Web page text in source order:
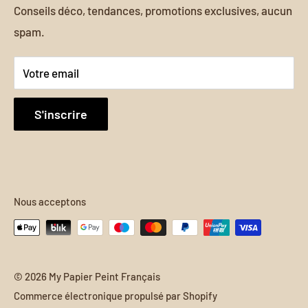
enrichissant l'esthétique générale de votre intérieur.
Politique d'expédition
Conseils déco, tendances, promotions exclusives, aucun
spam.
Votre email
S'inscrire
Numéro enregistrement :6539050
Téléphone :
+1 608 724 2099
Du lundi au vendredi : 9h00 – 18h00 (CET)
Samedi et dimanche : Fermé
Nous acceptons
© 2026 My Papier Peint Français
Commerce électronique propulsé par Shopify